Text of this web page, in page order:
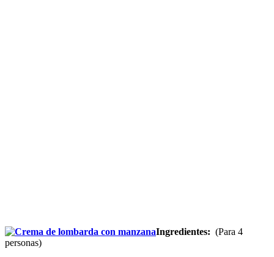
Ingredientes: (Para 4
personas)